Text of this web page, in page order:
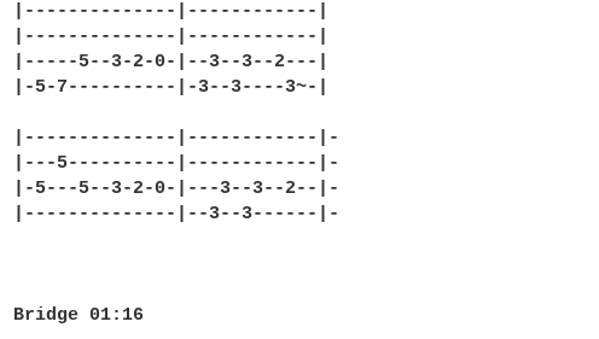
|--------------|------------|
|--------------|------------|
|-----5--3-2-0-|--3--3--2---|
|-5-7----------|-3--3----3~-|
|--------------|------------|-
|---5----------|------------|-
|-5---5--3-2-0-|---3--3--2--|-
|--------------|--3--3------|-
Bridge 01:16